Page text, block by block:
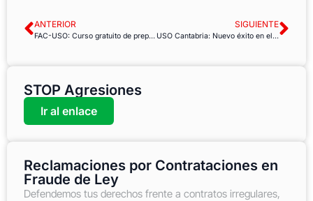
ANTERIOR
FAC-USO: Curso gratuito de preparación C1 Seguridad Social
SIGUIENTE
USO Cantabria: Nuevo éxito en el sector socio sanitario
STOP Agresiones
Ir al enlace
Reclamaciones por Contrataciones en
Fraude de Ley
Defendemos tus derechos frente a contratos irregulares,